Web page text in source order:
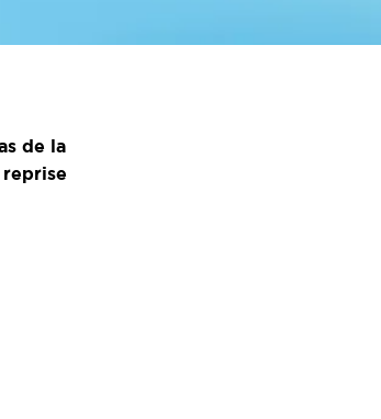
de la